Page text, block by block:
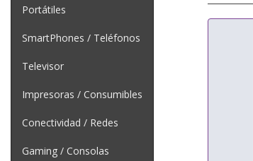
Portátiles
SmartPhones / Teléfonos
Televisor
Impresoras / Consumibles
Conectividad / Redes
Gaming / Consolas